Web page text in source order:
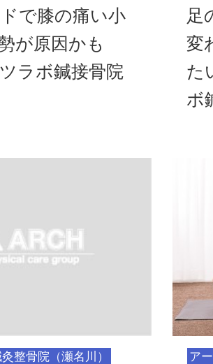
で膝の痛い小
が原因かも
ツラボ鍼接骨院
足
変
た
ボ
整骨院（瀬名川）
ア